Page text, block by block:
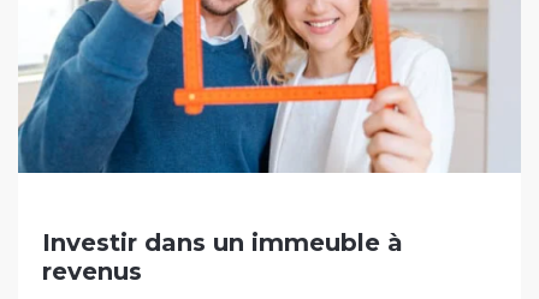
Investir dans un immeuble à
revenus